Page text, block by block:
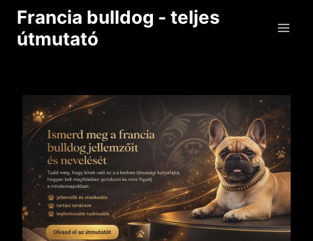
Skip
content
Francia bulldog - teljes
útmutató